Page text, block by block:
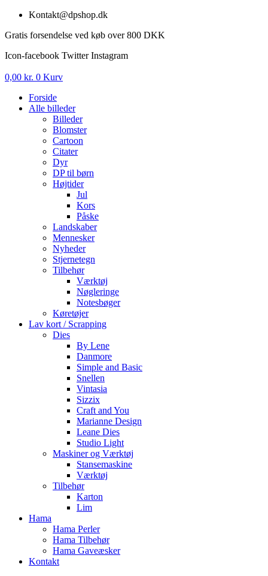
Videre
indhold
Kontakt@dpshop.dk
Gratis forsendelse ved køb over 800 DKK
Icon-facebook Twitter Instagram
0,00 kr. 0 Kurv
Forside
Alle billeder
Billeder
Blomster
Cartoon
Citater
Dyr
DP til børn
Højtider
Jul
Kors
Påske
Landskaber
Mennesker
Nyheder
Stjernetegn
Tilbehør
Værktøj
Nøgleringe
Notesbøger
Køretøjer
Lav kort / Scrapping
Dies
By Lene
Danmore
Simple and Basic
Snellen
Vintasia
Sizzix
Craft and You
Marianne Design
Leane Dies
Studio Light
Maskiner og Værktøj
Stansemaskine
Værktøj
Tilbehør
Karton
Lim
Hama
Hama Perler
Hama Tilbehør
Hama Gaveæsker
Kontakt